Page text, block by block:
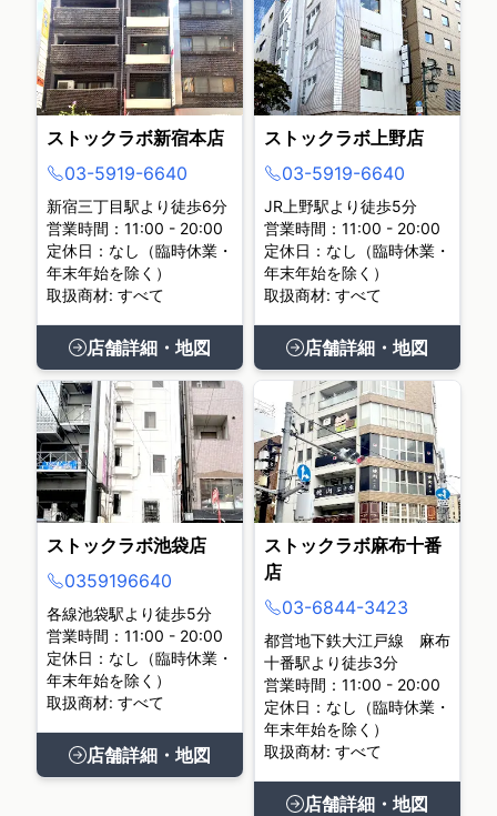
ストックラボ新宿本店
03-5919-6640
新宿三丁目駅より徒歩6分
営業時間：11:00 - 20:00
定休日：なし（臨時休業・
年末年始を除く）
取扱商材: すべて
店舗詳細・地図
ストックラボ上野店
03-5919-6640
JR上野駅より徒歩5分
営業時間：11:00 - 20:00
定休日：なし（臨時休業・
年末年始を除く）
取扱商材: すべて
店舗詳細・地図
ストックラボ池袋店
0359196640
各線池袋駅より徒歩5分
営業時間：11:00 - 20:00
定休日：なし（臨時休業・
年末年始を除く）
取扱商材: すべて
店舗詳細・地図
ストックラボ麻布十番
店
03-6844-3423
都営地下鉄大江戸線 麻布
十番駅より徒歩3分
営業時間：11:00 - 20:00
定休日：なし（臨時休業・
年末年始を除く）
取扱商材: すべて
店舗詳細・地図